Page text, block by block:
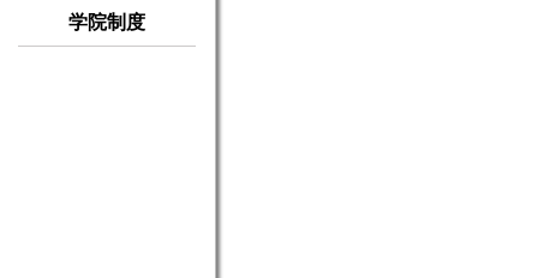
学院制度